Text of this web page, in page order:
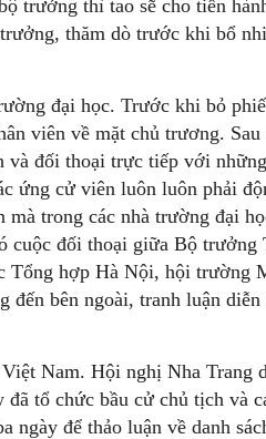
trưởng thì tao sẽ cho tiến
thăm dò trước khi bổ
đại học. Trước khi bỏ
viên về mặt chủ trương. Sau
và đối thoại trực tiếp với
ứng cử viên luôn luôn phải
trong các nhà trường đại
cuộc đối thoại giữa Bộ trưởng
Tổng hợp Hà Nội, hội trường
đến bên ngoài, tranh luận
Nam. Hội nghị Nha Trang
tổ chức bầu cử chủ tịch và
ngày để thảo luận về danh